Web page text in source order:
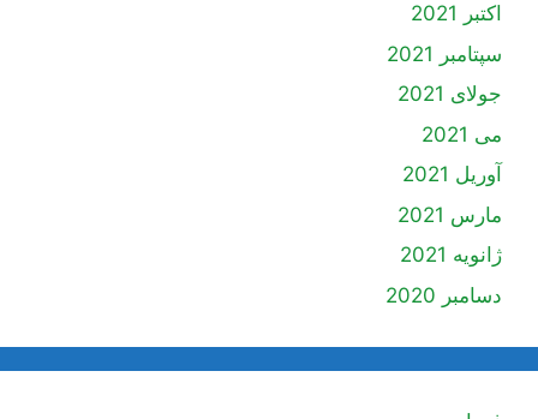
اکتبر 2021
سپتامبر 2021
جولای 2021
می 2021
آوریل 2021
مارس 2021
ژانویه 2021
دسامبر 2020